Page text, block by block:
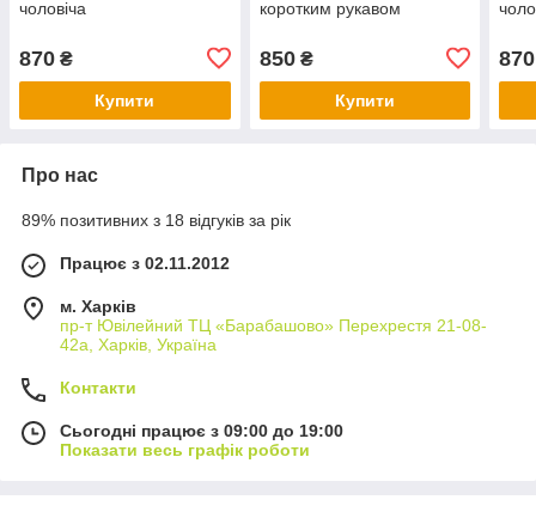
чоловіча
870 ₴
Купити
коротким рукавом
850₴
Купити
870
Про нас
89% позитивних з 18 відгуків за рік
Працює з 02.11.2012
м. Харків
пр-т Ювілейний ТЦ «Барабашово» Перехрестя 21-08-
42а, Харків, Україна
Контакти
Сьогодні працює з 09:00 до 19:00
Показати весь графік роботи